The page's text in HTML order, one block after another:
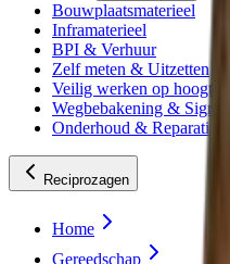
Bouwplaatsmaterieel
Inframaterieel
BPI & Verhuur
Zelf meten & Uitzetten
Veilig werken op hoogte
Wegbebakening & Signing
Onderhoud & Reparatie
Reciprozagen
Home
Gereedschap